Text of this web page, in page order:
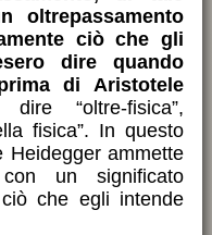
oltrepassamento
ciò che gli
dire quando
di Aristotele
“oltre-fisica”,
fisica”. In questo
Heidegger ammette
un significato
che egli intende